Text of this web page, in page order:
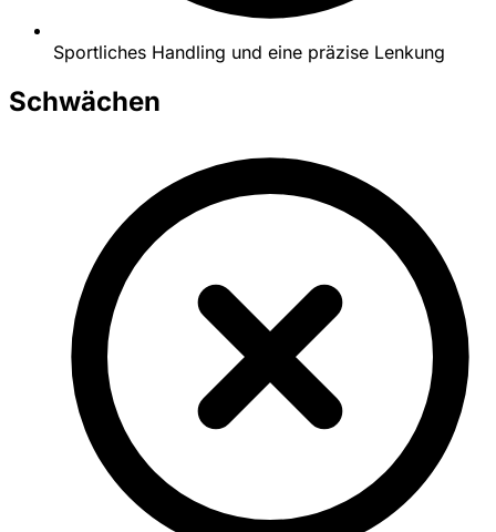
Sportliches Handling und eine präzise Lenkung
Schwächen